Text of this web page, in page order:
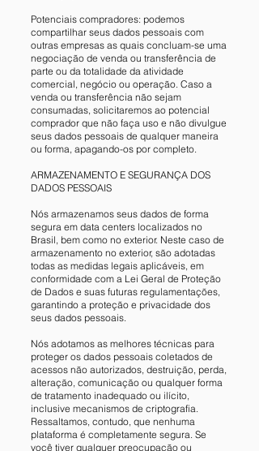
Potenciais compradores: podemos
compartilhar seus dados pessoais com
outras empresas as quais concluam-se uma
negociação de venda ou transferência de
parte ou da totalidade da atividade
comercial, negócio ou operação. Caso a
venda ou transferência não sejam
consumadas, solicitaremos ao potencial
comprador que não faça uso e não divulgue
seus dados pessoais de qualquer maneira
ou forma, apagando-os por completo.
ARMAZENAMENTO E SEGURANÇA DOS
DADOS PESSOAIS
Nós armazenamos seus dados de forma
segura em data centers localizados no
Brasil, bem como no exterior. Neste caso de
armazenamento no exterior, são adotadas
todas as medidas legais aplicáveis, em
conformidade com a Lei Geral de Proteção
de Dados e suas futuras regulamentações,
garantindo a proteção e privacidade dos
seus dados pessoais.
Nós adotamos as melhores técnicas para
proteger os dados pessoais coletados de
acessos não autorizados, destruição, perda,
alteração, comunicação ou qualquer forma
de tratamento inadequado ou ilícito,
inclusive mecanismos de criptografia.
Ressaltamos, contudo, que nenhuma
plataforma é completamente segura. Se
você tiver qualquer preocupação ou